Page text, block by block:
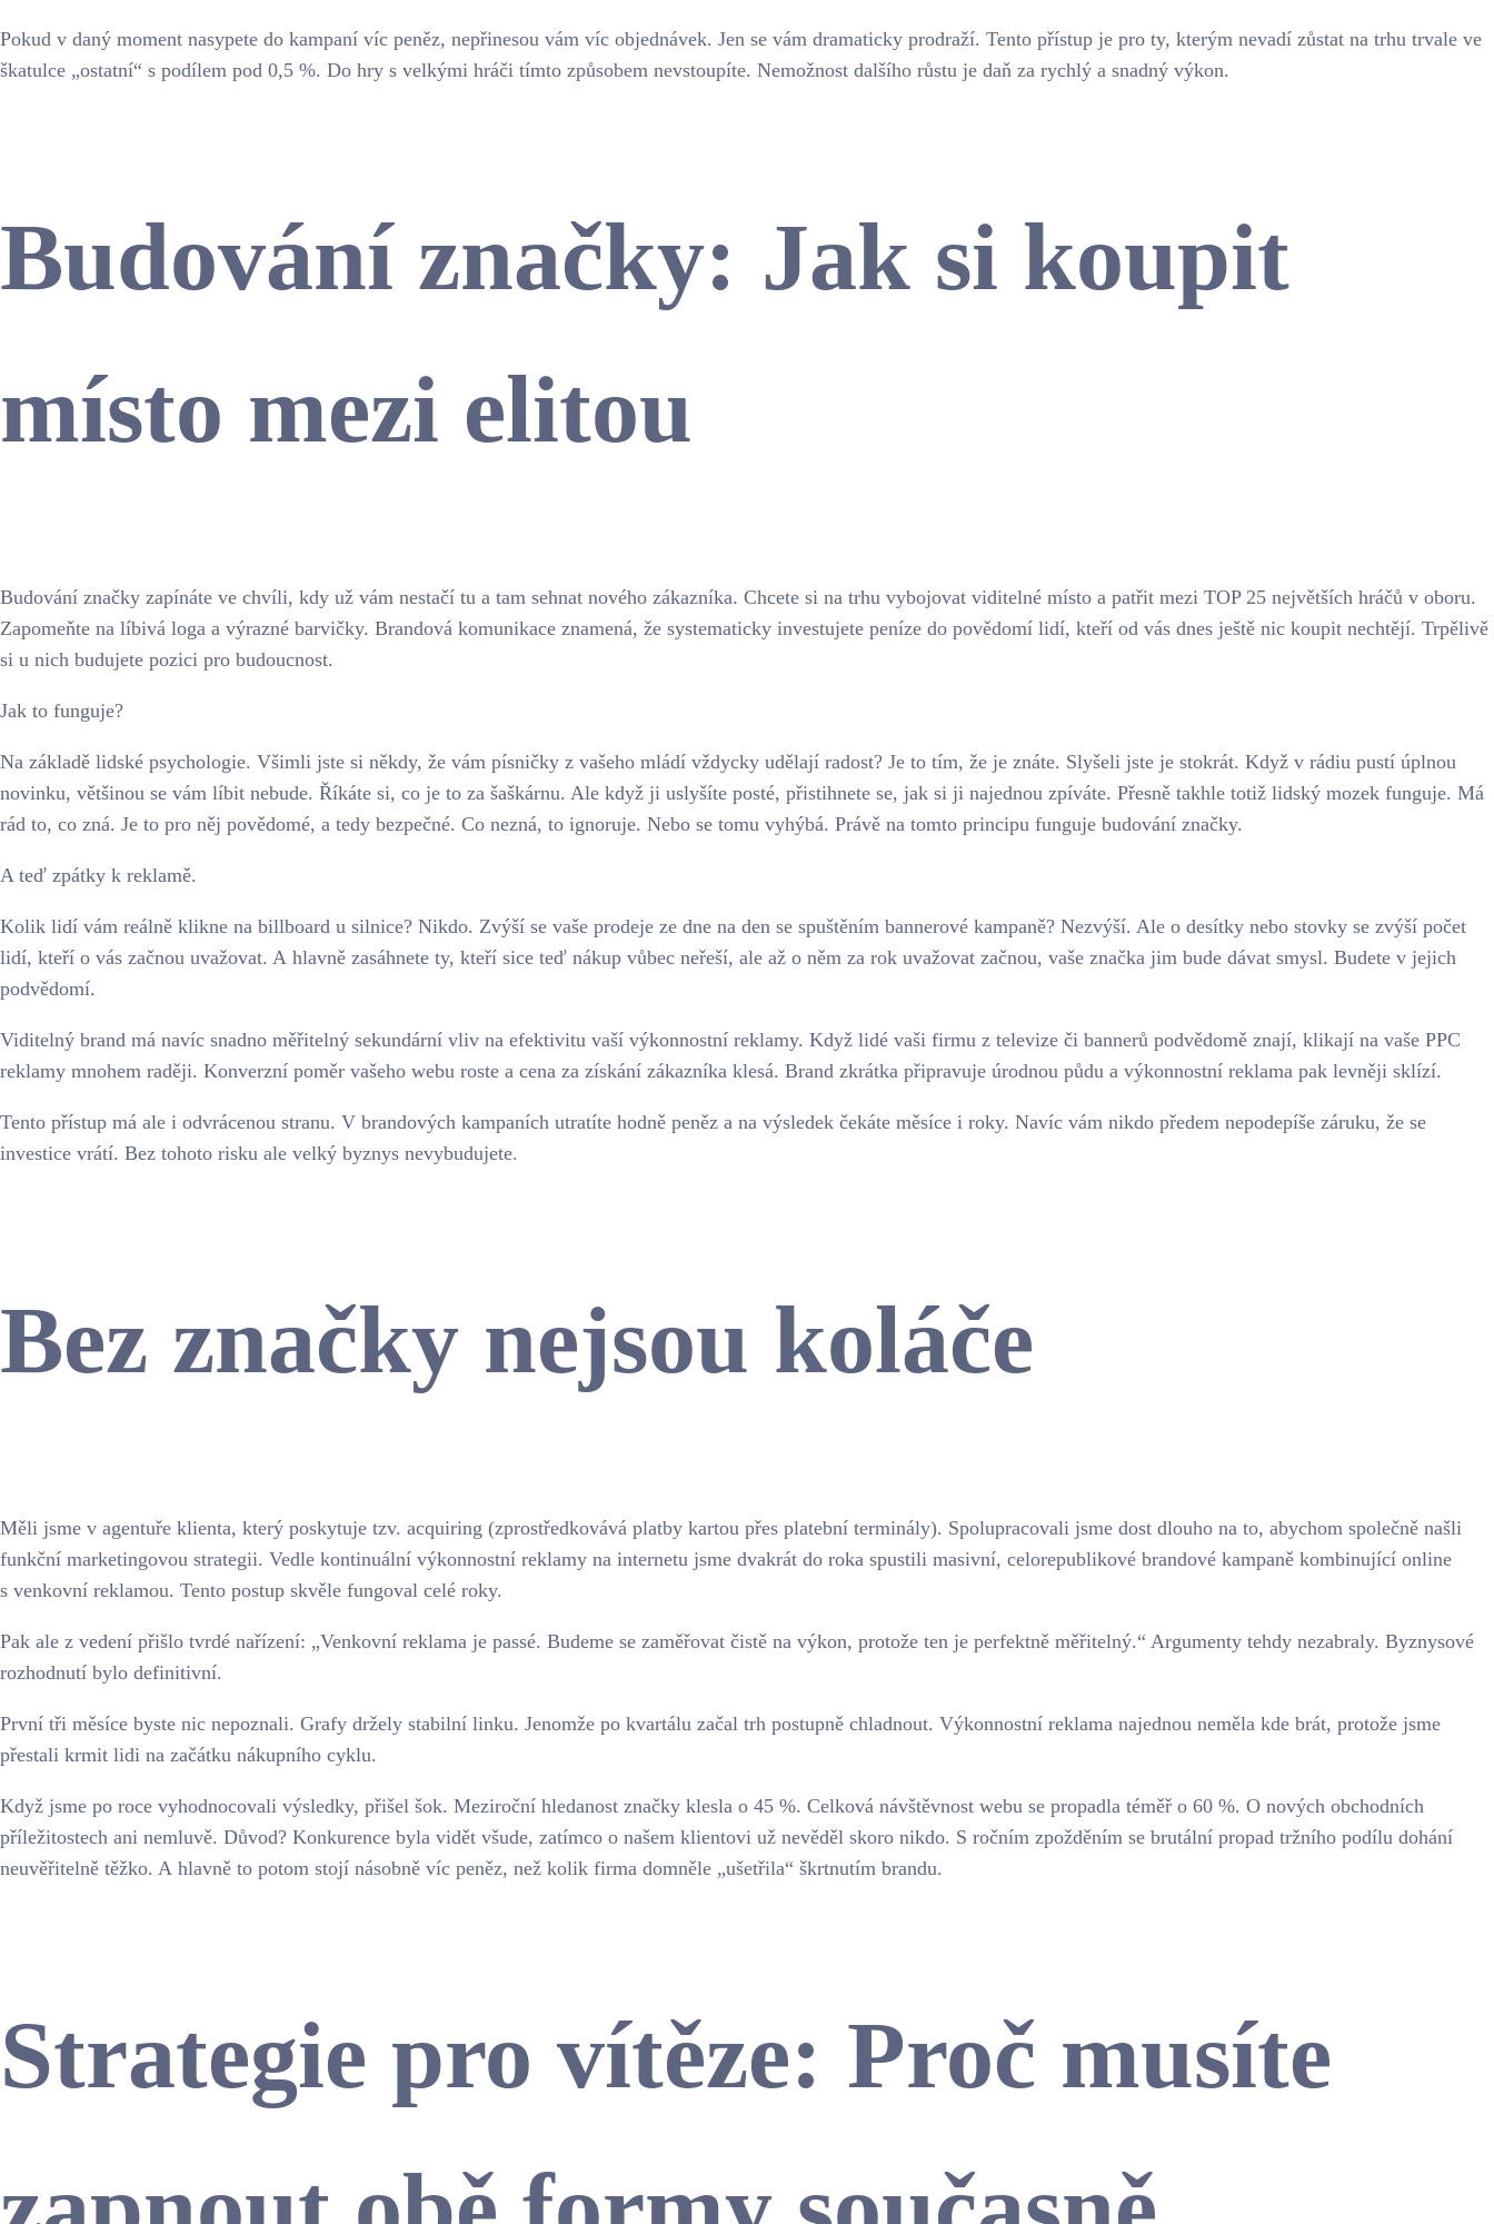
Pokud v daný moment nasypete do kampaní víc peněz, nepřinesou vám víc objednávek. Jen se vám dramaticky prodraží. Tento přístup je pro ty, kterým nevadí zůstat na trhu trvale ve
škatulce „ostatní“ s podílem pod 0,5 %. Do hry s velkými hráči tímto způsobem nevstoupíte. Nemožnost dalšího růstu je daň za rychlý a snadný výkon.
Budování značky: Jak si koupit
místo mezi elitou
Budování značky zapínáte ve chvíli, kdy už vám nestačí tu a tam sehnat nového zákazníka. Chcete si na trhu vybojovat viditelné místo a patřit mezi TOP 25 největších hráčů v oboru.
Zapomeňte na líbivá loga a výrazné barvičky. Brandová komunikace znamená, že systematicky investujete peníze do povědomí lidí, kteří od vás dnes ještě nic koupit nechtějí. Trpělivě
si u nich budujete pozici pro budoucnost.
Jak to funguje?
Na základě lidské psychologie. Všimli jste si někdy, že vám písničky z vašeho mládí vždycky udělají radost? Je to tím, že je znáte. Slyšeli jste je stokrát. Když v rádiu pustí úplnou
novinku, většinou se vám líbit nebude. Říkáte si, co je to za šaškárnu. Ale když ji uslyšíte posté, přistihnete se, jak si ji najednou zpíváte. Přesně takhle totiž lidský mozek funguje. Má
rád to, co zná. Je to pro něj povědomé, a tedy bezpečné. Co nezná, to ignoruje. Nebo se tomu vyhýbá. Právě na tomto principu funguje budování značky.
A teď zpátky k reklamě.
Kolik lidí vám reálně klikne na billboard u silnice? Nikdo. Zvýší se vaše prodeje ze dne na den se spuštěním bannerové kampaně? Nezvýší. Ale o desítky nebo stovky se zvýší počet
lidí, kteří o vás začnou uvažovat. A hlavně zasáhnete ty, kteří sice teď nákup vůbec neřeší, ale až o něm za rok uvažovat začnou, vaše značka jim bude dávat smysl. Budete v jejich
podvědomí.
Viditelný brand má navíc snadno měřitelný sekundární vliv na efektivitu vaší výkonnostní reklamy. Když lidé vaši firmu z televize či bannerů podvědomě znají, klikají na vaše PPC
reklamy mnohem raději. Konverzní poměr vašeho webu roste a cena za získání zákazníka klesá. Brand zkrátka připravuje úrodnou půdu a výkonnostní reklama pak levněji sklízí.
Tento přístup má ale i odvrácenou stranu. V brandových kampaních utratíte hodně peněz a na výsledek čekáte měsíce i roky. Navíc vám nikdo předem nepodepíše záruku, že se
investice vrátí. Bez tohoto risku ale velký byznys nevybudujete.
Bez značky nejsou koláče
Měli jsme v agentuře klienta, který poskytuje tzv. acquiring (zprostředkovává platby kartou přes platební terminály). Spolupracovali jsme dost dlouho na to, abychom společně našli
funkční marketingovou strategii. Vedle kontinuální výkonnostní reklamy na internetu jsme dvakrát do roka spustili masivní, celorepublikové brandové kampaně kombinující online
s venkovní reklamou. Tento postup skvěle fungoval celé roky.
Pak ale z vedení přišlo tvrdé nařízení: „Venkovní reklama je passé. Budeme se zaměřovat čistě na výkon, protože ten je perfektně měřitelný.“ Argumenty tehdy nezabraly. Byznysové
rozhodnutí bylo definitivní.
První tři měsíce byste nic nepoznali. Grafy držely stabilní linku. Jenomže po kvartálu začal trh postupně chladnout. Výkonnostní reklama najednou neměla kde brát, protože jsme
přestali krmit lidi na začátku nákupního cyklu.
Když jsme po roce vyhodnocovali výsledky, přišel šok. Meziroční hledanost značky klesla o 45 %. Celková návštěvnost webu se propadla téměř o 60 %. O nových obchodních
příležitostech ani nemluvě. Důvod? Konkurence byla vidět všude, zatímco o našem klientovi už nevěděl skoro nikdo. S ročním zpožděním se brutální propad tržního podílu dohání
neuvěřitelně těžko. A hlavně to potom stojí násobně víc peněz, než kolik firma domněle „ušetřila“ škrtnutím brandu.
Strategie pro vítěze: Proč musíte